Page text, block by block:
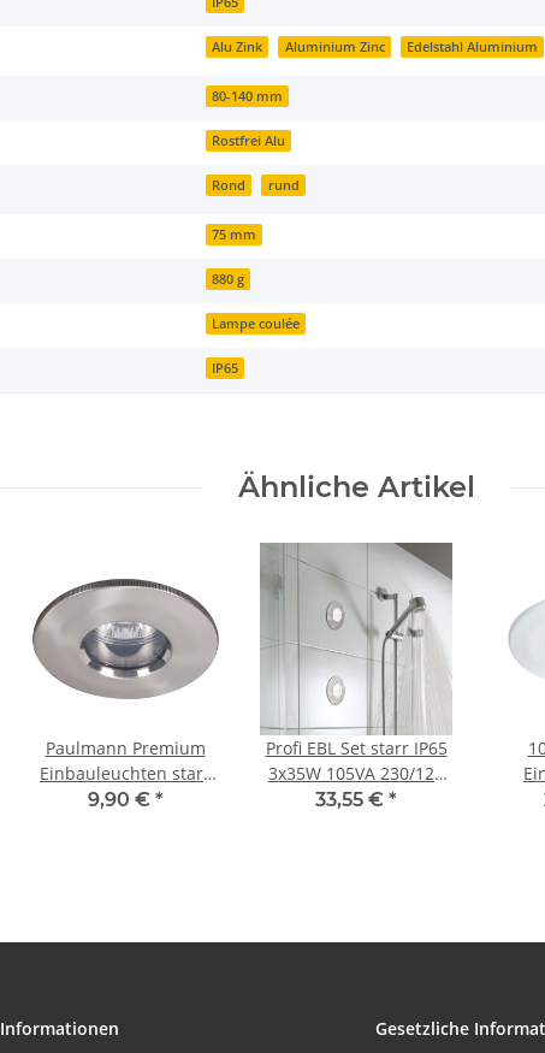
Alu Zink Aluminium Zinc Edelstahl Aluminium
80-140 mm
Rostfrei Alu
Rond rund
75 mm
880 g
Lampe coulée
IP65
Ähnliche Artikel
Paulmann Premium
Einbauleuchten starr
IP65 max.35W 12V
9,90 € *
Profi EBL Set starr IP65
3x35W 105VA 230/12V
GU5,3 51mm Weiß/Alu
33,55 € *
Informationen Gesetzliche